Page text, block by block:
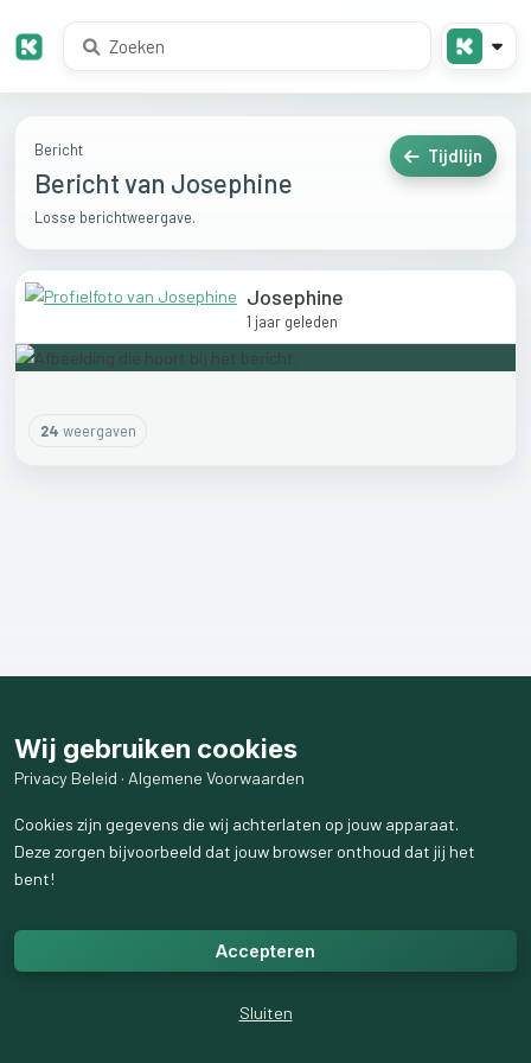
Bericht
Bericht van Josephine
Losse berichtweergave.
Tijdlijn
Josephine
1 jaar geleden
24 weergaven
Wij gebruiken cookies
Privacy Beleid · Algemene Voorwaarden
Cookies zijn gegevens die wij achterlaten op jouw apparaat.
Deze zorgen bijvoorbeeld dat jouw browser onthoud dat jij het
bent!
Accepteren
Sluiten